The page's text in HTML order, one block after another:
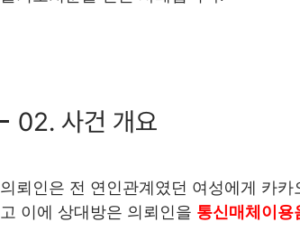
02. 사건 개요
의뢰인은 전 연인관계였던 여성에게 카
고 이에 상대방은 의뢰인을 통신매체이용